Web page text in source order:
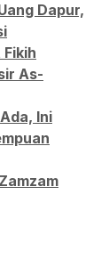
Dapur,
As-
Ini